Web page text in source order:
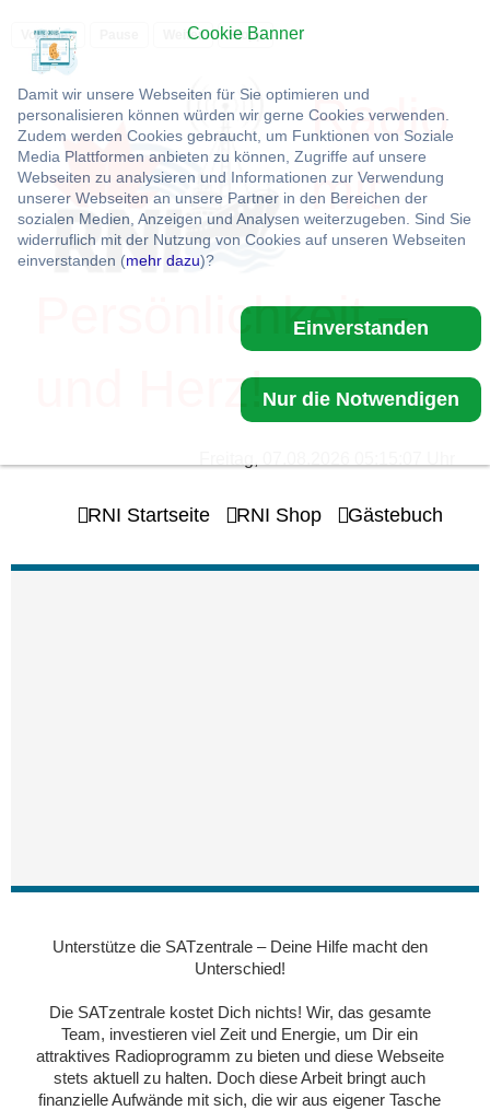
Vorlesen Weiter Stopp
Cookie Banner
Damit wir unsere Webseiten für Sie optimieren und
personalisieren können würden wir gerne Cookies verwenden.
Zudem werden Cookies gebraucht, um Funktionen von Soziale
Media Plattformen anbieten zu können, Zugriffe auf unsere
Webseiten zu analysieren und Informationen zur Verwendung
unserer Webseiten an unsere Partner in den Bereichen der
sozialen Medien, Anzeigen und Analysen weiterzugeben. Sind Sie
widerruflich mit der Nutzung von Cookies auf unseren Webseiten
einverstanden (mehr dazu)?
Einverstanden
Nur die Notwendigen
Radio
mit
Persönlichkeit –
und Herz!
RNI Startseite RNI Shop Gästebuch
Unterstütze die SATzentrale – Deine Hilfe macht den
Unterschied!
Die SATzentrale kostet Dich nichts! Wir, das gesamte
Team, investieren viel Zeit und Energie, um Dir ein
attraktives Radioprogramm zu bieten und diese Webseite
stets aktuell zu halten. Doch diese Arbeit bringt auch
finanzielle Aufwände mit sich, die wir aus eigener Tasche